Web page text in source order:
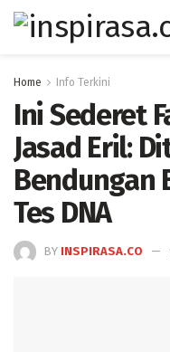
Home Info Terkini
Ini Sederet
Jasad Eril:
Bendungan
Tes DNA
BY INSPIRASA.CO